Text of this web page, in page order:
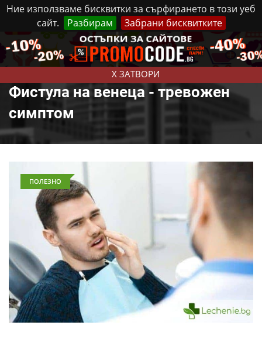
Ние използваме бисквитки за сърфирането в този уеб
сайт.
Разбирам Забрани бисквитките
X ЗАТВОРИ
Петък, 7 Август, 2026 Реклама Контакти
Фистула на венеца - тревожен
симптом
ПОЛЕЗНО